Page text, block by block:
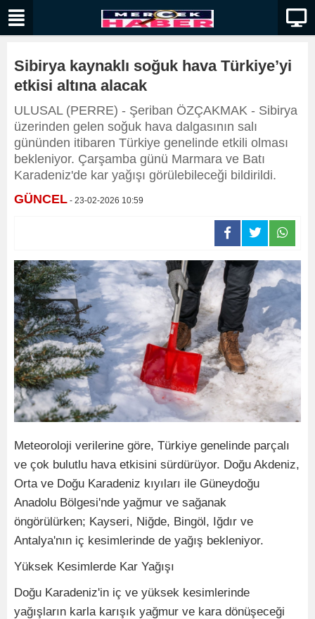
Sibirya kaynaklı soğuk hava Türkiye’yi
etkisi altına alacak
ULUSAL (PERRE) - Şeriban ÖZÇAKMAK - Sibirya
üzerinden gelen soğuk hava dalgasının salı
gününden itibaren Türkiye genelinde etkili olması
bekleniyor. Çarşamba günü Marmara ve Batı
Karadeniz'de kar yağışı görülebileceği bildirildi.
GÜNCEL - 23-02-2026 10:59
Meteoroloji verilerine göre, Türkiye genelinde parçalı
ve çok bulutlu hava etkisini sürdürüyor. Doğu Akdeniz,
Orta ve Doğu Karadeniz kıyıları ile Güneydoğu
Anadolu Bölgesi'nde yağmur ve sağanak
öngörülürken; Kayseri, Niğde, Bingöl, Iğdır ve
Antalya'nın iç kesimlerinde de yağış bekleniyor.
Yüksek Kesimlerde Kar Yağışı
Doğu Karadeniz'in iç ve yüksek kesimlerinde
yağışların karla karışık yağmur ve kara dönüşeceği